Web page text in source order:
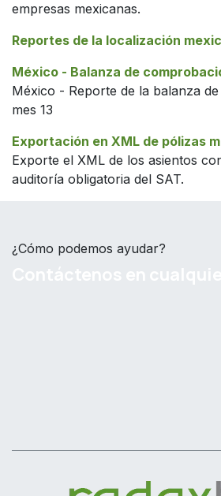
empresas mexicanas.
Reportes de la localización
México - Balanza de
México - Reporte de la balanza
mes 13
Exportación en XML de pólizas
Exporte el XML de los asientos
auditoría obligatoria del SAT.
¿Cómo podemos ayudar?